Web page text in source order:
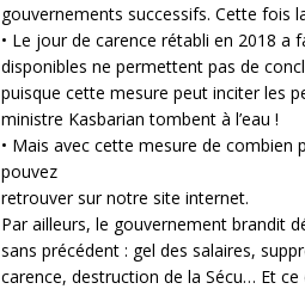
gouvernements successifs. Cette fois
• Le jour de carence rétabli en 2018 a
disponibles ne permettent pas de
puisque cette mesure peut inciter les
ministre Kasbarian tombent à l’eau !
• Mais avec cette mesure de
pouvez
retrouver sur notre site internet.
Par ailleurs, le gouvernement brandit
sans précédent : gel des salaires,
carence, destruction de la Sécu… Et